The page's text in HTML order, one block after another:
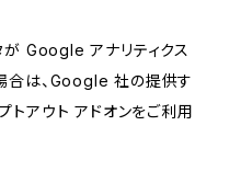
が Google アナリティクス
合は、Google 社の提供す
アウト アドオンをご利用